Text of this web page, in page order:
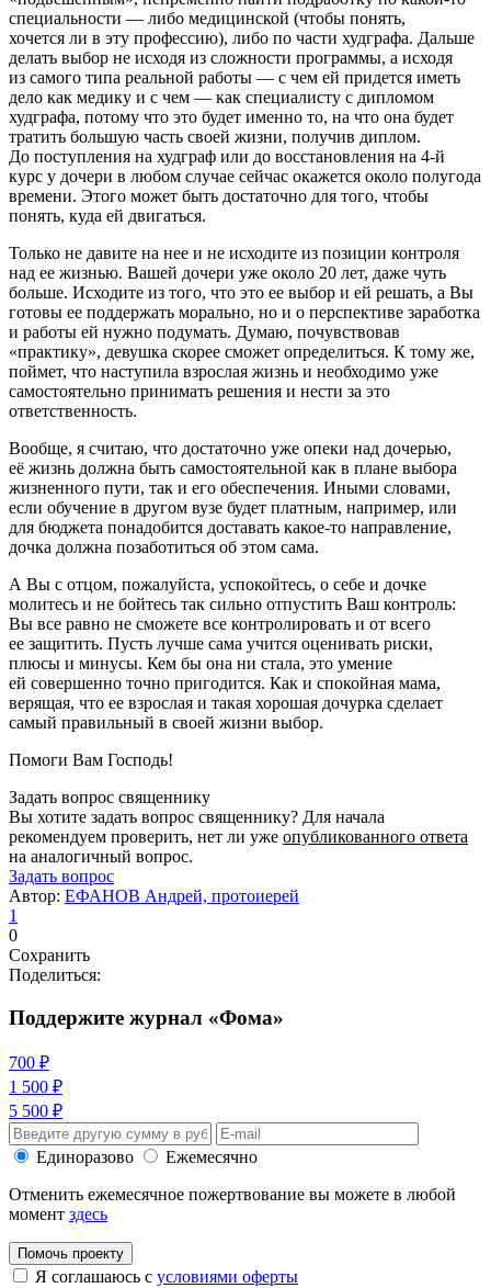
специальности — либо медицинской (чтобы понять,
хочется ли в эту профессию), либо по части худграфа. Дальше
делать выбор не исходя из сложности программы, а исходя
из самого типа реальной работы — с чем ей придется иметь
дело как медику и с чем — как специалисту с дипломом
худграфа, потому что это будет именно то, на что она будет
тратить большую часть своей жизни, получив диплом.
До поступления на худграф или до восстановления на 4-й
курс у дочери в любом случае сейчас окажется около полугода
времени. Этого может быть достаточно для того, чтобы
понять, куда ей двигаться.
Только не давите на нее и не исходите из позиции контроля
над ее жизнью. Вашей дочери уже около 20 лет, даже чуть
больше. Исходите из того, что это ее выбор и ей решать, а Вы
готовы ее поддержать морально, но и о перспективе заработка
и работы ей нужно подумать. Думаю, почувствовав
«практику», девушка скорее сможет определиться. К тому же,
поймет, что наступила взрослая жизнь и необходимо уже
самостоятельно принимать решения и нести за это
ответственность.
Вообще, я считаю, что достаточно уже опеки над дочерью,
её жизнь должна быть самостоятельной как в плане выбора
жизненного пути, так и его обеспечения. Иными словами,
если обучение в другом вузе будет платным, например, или
для бюджета понадобится доставать какое-то направление,
дочка должна позаботиться об этом сама.
А Вы с отцом, пожалуйста, успокойтесь, о себе и дочке
молитесь и не бойтесь так сильно отпустить Ваш контроль:
Вы все равно не сможете все контролировать и от всего
ее защитить. Пусть лучше сама учится оценивать риски,
плюсы и минусы. Кем бы она ни стала, это умение
ей совершенно точно пригодится. Как и спокойная мама,
верящая, что ее взрослая и такая хорошая дочурка сделает
самый правильный в своей жизни выбор.
Помоги Вам Господь!
Задать вопрос священнику
Вы хотите задать вопрос священнику? Для начала
рекомендуем проверить, нет ли уже опубликованного ответа
на аналогичный вопрос.
Задать вопрос
Автор: ЕФАНОВ Андрей, протоиерей
1
0
Сохранить
Поделиться:
Поддержите журнал «Фома»
700 ₽
1 500 ₽
5 500 ₽
Единоразово
Ежемесячно
Отменить ежемесячное пожертвование вы можете в любой
момент здесь
Помочь проекту
Я соглашаюсь с условиями оферты